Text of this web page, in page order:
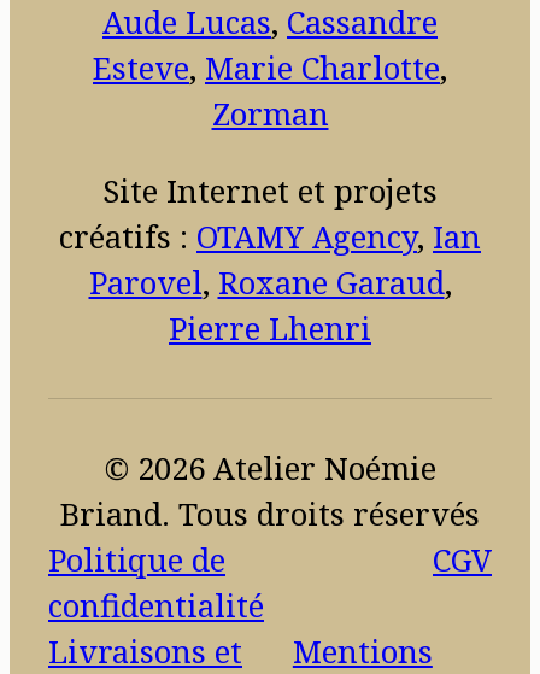
Aude Lucas, Cassandre
Esteve, Marie Charlotte,
Zorman
Site Internet et projets
créatifs : OTAMY Agency, Ian
Parovel, Roxane Garaud,
Pierre Lhenri
© 2026 Atelier Noémie
Briand. Tous droits réservés
Politique de
confidentialité
CGV
Livraisons et
Mentions